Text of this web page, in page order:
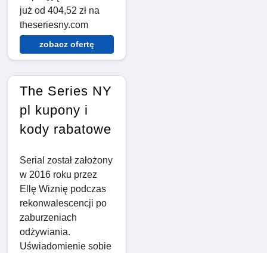
już od 404,52 zł na
theseriesny.com
zobacz ofertę
The Series NY
pl kupony i
kody rabatowe
Serial został założony
w 2016 roku przez
Ellę Wiznię podczas
rekonwalescencji po
zaburzeniach
odżywiania.
Uświadomienie sobie